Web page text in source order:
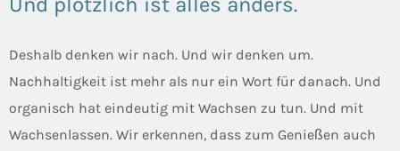
Deshalb denken wir nach. Und wir denken um.
Nachhaltigkeit ist mehr als nur ein Wort für danach. Und
organisch hat eindeutig mit Wachsen zu tun. Und mit
Wachsenlassen. Wir erkennen, dass zum Genießen auch